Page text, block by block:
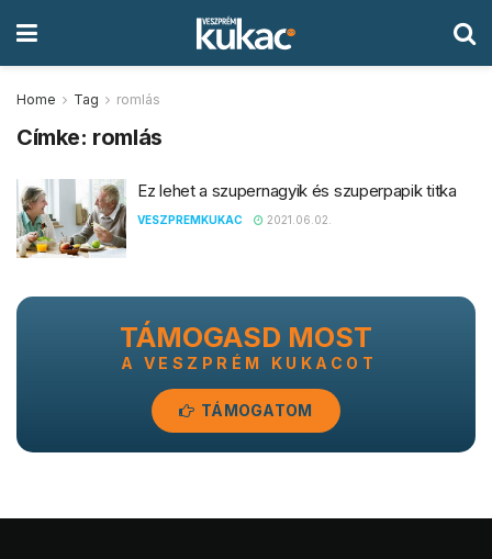
Home Tag romlás
Címke: romlás
Ez lehet a szupernagyik és szuperpapik titka
VESZPREMKUKAC 2021.06.02.
TÁMOGASD MOST
A VESZPRÉM KUKACOT
TÁMOGATOM